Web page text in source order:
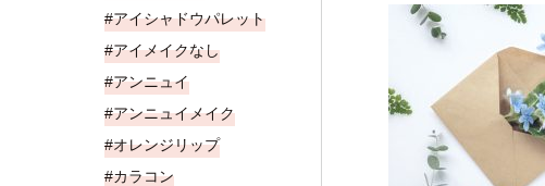
アイシャドウパレット
アイメイクなし
アンニュイ
アンニュイメイク
オレンジリップ
カラコン